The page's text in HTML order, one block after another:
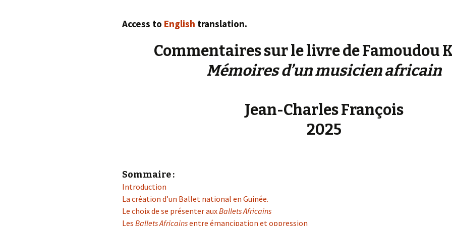
Access to English translation.
Commentaires sur le livre de Famoudou
Mémoires d’un musicien africain
Jean-Charles François
2025
Sommaire :
Introduction
La création d’un Ballet national en Guinée.
Le choix de se présenter auxBallets Africains
Les Ballets Africainsentre émancipation et oppression